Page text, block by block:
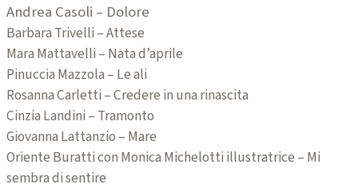
Andrea Casoli – Dolore
Barbara Trivelli – Attese
Mara Mattavelli – Nata d’aprile
Pinuccia Mazzola – Le ali
Rosanna Carletti – Credere in una rinascita
Cinzia Landini – Tramonto
Giovanna Lattanzio – Mare
Oriente Buratti con Monica Michelotti illustratrice – Mi
sembra di sentire